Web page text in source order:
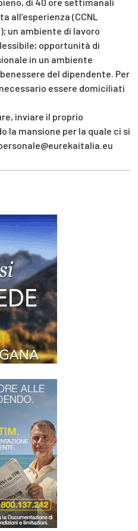
(CCNL
un ambiente di lavoro
opportunità di
in un ambiente
del dipendente. Per
essere domiciliati
inviare il proprio
la mansione per la quale ci si